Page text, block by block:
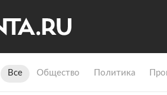
Все Общество Политика